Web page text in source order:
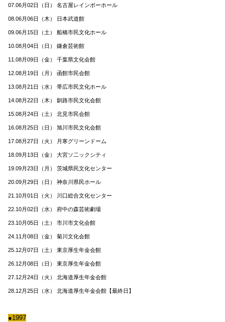
07.06月02日（日） 名古屋レインボーホール
08.06月06日（木） 日本武道館
09.06月15日（土） 船橋市民文化ホール
10.08月04日（日） 鎌倉芸術館
11.08月09日（金） 千葉県文化会館
12.08月19日（月） 函館市民会館
13.08月21日（水） 帯広市民文化ホール
14.08月22日（木） 釧路市民文化会館
15.08月24日（土） 北見市民会館
16.08月25日（日） 旭川市民文化会館
17.08月27日（火） 月寒グリーンドーム
18.09月13日（金） 大宮ソ二ックシティ
19.09月23日（月） 茨城県民文化センター
20.09月29日（日） 神奈川県民ホール
21.10月01日（火） 川口総合文化センター
22.10月02日（水） 府中の森芸術劇場
23.10月05日（土） 市川市文化会館
24.11月08日（金） 菊川文化会館
25.12月07日（土） 東京厚生年金会館
26.12月08日（日） 東京厚生年金会館
27.12月24日（火） 北海道厚生年金会館
28.12月25日（水） 北海道厚生年金会館【最終日】
●1997